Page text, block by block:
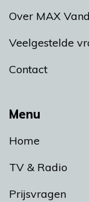
Menu
Home
TV & Radio
Prijsvragen
Over MAX
Veelgestelde
Contact